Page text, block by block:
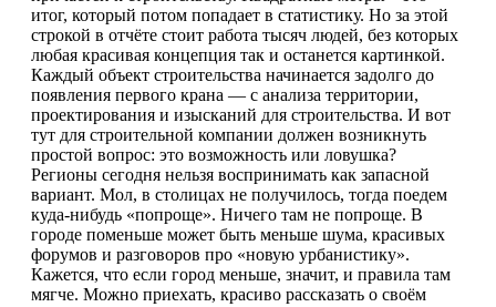
итог, который потом попадает в статистику. Но за этой
строкой в отчёте стоит работа тысяч людей, без которых
любая красивая концепция так и останется картинкой.
Каждый объект строительства начинается задолго до
появления первого крана — с анализа территории,
проектирования и изысканий для строительства. И вот
тут для строительной компании должен возникнуть
простой вопрос: это возможность или ловушка?
Регионы сегодня нельзя воспринимать как запасной
вариант. Мол, в столицах не получилось, тогда поедем
куда-нибудь «попроще». Ничего там не попроще. В
городе поменьше может быть меньше шума, красивых
форумов и разговоров про «новую урбанистику».
Кажется, что если город меньше, значит, и правила там
мягче. Можно приехать, красиво рассказать о своём